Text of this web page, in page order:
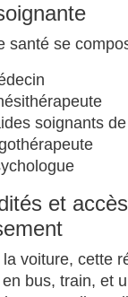
santé se
soignants
et
voiture, cette
bus, train, et